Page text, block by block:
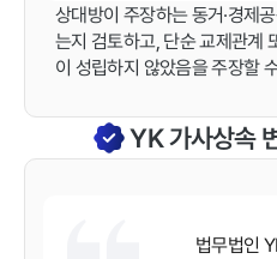
상대방이 주장하는 동거·경제
는지 검토하고, 단순 교제관계
이 성립하지 않았음을 주장할
YK 가사상속
법무법인